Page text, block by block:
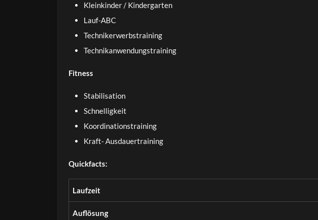
Kleinkinder / Kindergarten
Lauf-ABC
Technikerwerbstraining
Technikanwendungstraining
Fitness
Stabilisation
Schnelligkeit
Koordinationstraining
Kraft- Ausdauertraining
Quickfacts:
Laufzeit
Auflösung